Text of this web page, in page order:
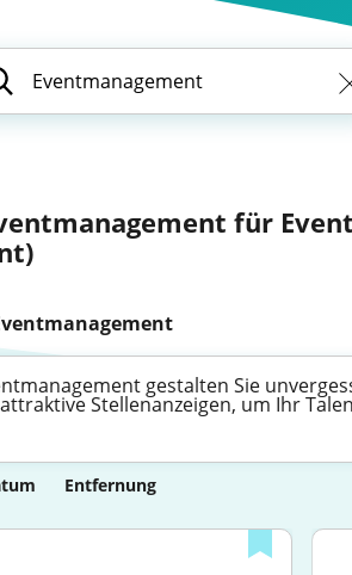
für
gestalten Sie
Stellenanzeigen, um Ihr
Entfernung